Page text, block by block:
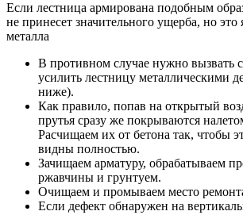
Если лестница армирована подобным
не принесет значительного ущерба, но
металла
В противном случае нужно вызвать
усилить лестницу металлическими
ниже).
Как правило, попав на открытый
прутья сразу же покрываются
Расчищаем их от бетона так, чтобы
видны полностью.
Зачищаем арматуру, обрабатываем
ржавчины и грунтуем.
Очищаем и промываем место
Если дефект обнаружен на